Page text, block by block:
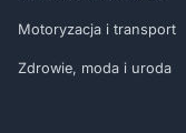
Motoryzacja i transport
Zdrowie, moda i uroda